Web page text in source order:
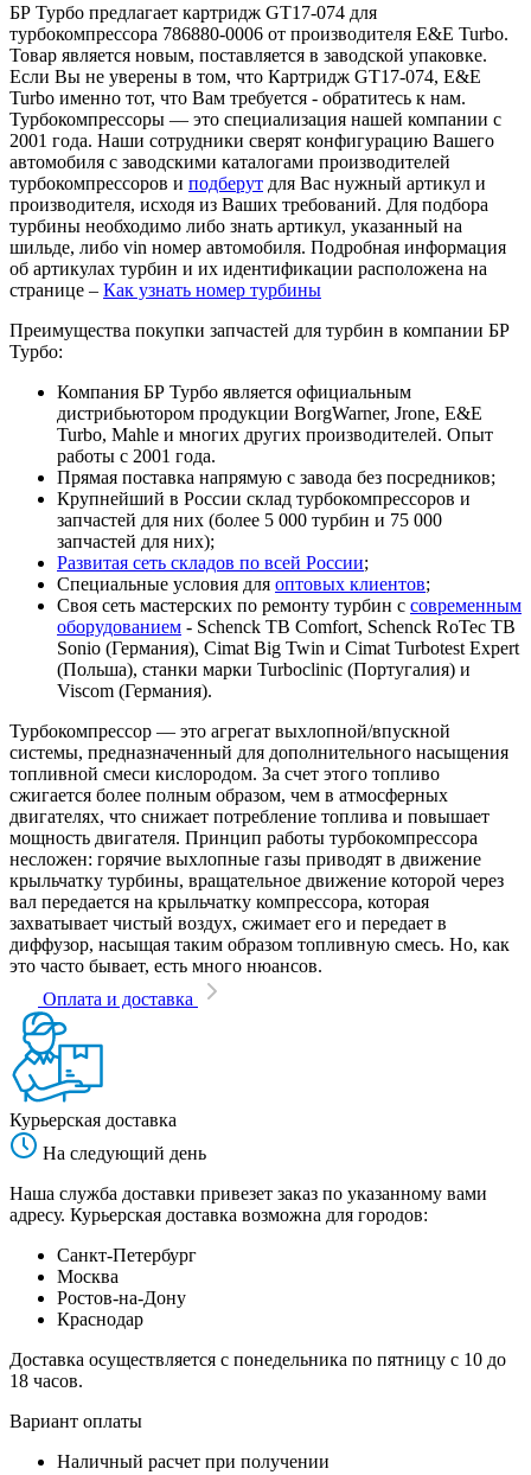
БР Турбо предлагает картридж GT17-074 для
турбокомпрессора 786880-0006 от производителя E&E Turbo.
Товар является новым, поставляется в заводской упаковке.
Если Вы не уверены в том, что Картридж GT17-074, E&E
Turbo именно тот, что Вам требуется - обратитесь к нам.
Турбокомпрессоры — это специализация нашей компании с
2001 года. Наши сотрудники сверят конфигурацию Вашего
автомобиля с заводскими каталогами производителей
турбокомпрессоров и подберут для Вас нужный артикул и
производителя, исходя из Ваших требований. Для подбора
турбины необходимо либо знать артикул, указанный на
шильде, либо vin номер автомобиля. Подробная информация
об артикулах турбин и их идентификации расположена на
странице – Как узнать номер турбины
Преимущества покупки запчастей для турбин в компании БР
Турбо:
Компания БР Турбо является официальным
дистрибьютором продукции BorgWarner, Jrone, E&E
Turbo, Mahle и многих других производителей. Опыт
работы с 2001 года.
Прямая поставка напрямую с завода без посредников;
Крупнейший в России склад турбокомпрессоров и
запчастей для них (более 5 000 турбин и 75 000
запчастей для них);
Развитая сеть складов по всей России;
Специальные условия для оптовых клиентов;
Своя сеть мастерских по ремонту турбин с современным
оборудованием - Schenck TB Comfort, Schenck RoTec TB
Sonio (Германия), Cimat Big Twin и Cimat Turbotest Expert
(Польша), станки марки Turboclinic (Португалия) и
Viscom (Германия).
Турбокомпрессор — это агрегат выхлопной/впускной
системы, предназначенный для дополнительного насыщения
топливной смеси кислородом. За счет этого топливо
сжигается более полным образом, чем в атмосферных
двигателях, что снижает потребление топлива и повышает
мощность двигателя. Принцип работы турбокомпрессора
несложен: горячие выхлопные газы приводят в движение
крыльчатку турбины, вращательное движение которой через
вал передается на крыльчатку компрессора, которая
захватывает чистый воздух, сжимает его и передает в
диффузор, насыщая таким образом топливную смесь. Но, как
это часто бывает, есть много нюансов.
Оплата и доставка
Курьерская доставка
На следующий день
Наша служба доставки привезет заказ по указанному вами
адресу. Курьерская доставка возможна для городов:
Санкт-Петербург
Москва
Ростов-на-Дону
Краснодар
Доставка осуществляется с понедельника по пятницу с 10 до
18 часов.
Вариант оплаты
Наличный расчет при получении